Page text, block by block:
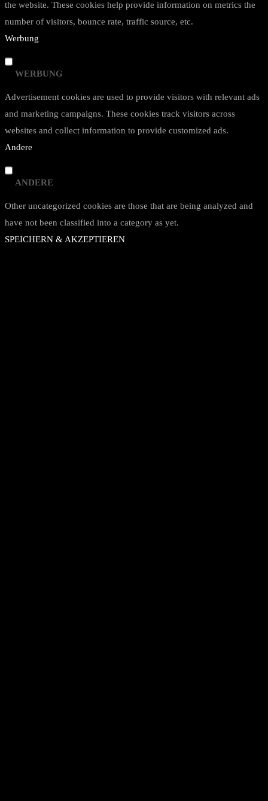
the website. These cookies help provide information on metrics the
number of visitors, bounce rate, traffic source, etc.
Werbung
WERBUNG
Advertisement cookies are used to provide visitors with relevant ads
and marketing campaigns. These cookies track visitors across
websites and collect information to provide customized ads.
Andere
ANDERE
Other uncategorized cookies are those that are being analyzed and
have not been classified into a category as yet.
SPEICHERN & AKZEPTIEREN